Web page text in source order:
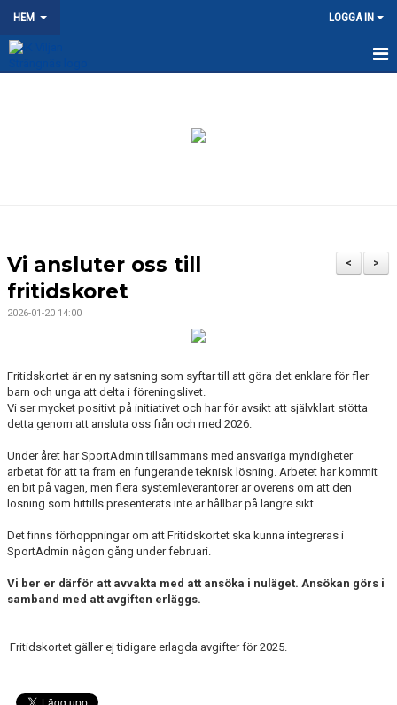
HEM LOGGA IN
DOKUMENT
VÅRA LAG/TRÄNARE
PARTNERSKAP
WEBBSHOP
HJÄLPSIDA
>
<
Vi ansluter oss till
fritidskoret
2026-01-20 14:00
Fritidskortet är en ny satsning som syftar till att göra det enklare för fler
barn och unga att delta i föreningslivet.
Vi ser mycket positivt på initiativet och har för avsikt att självklart stötta
detta genom att ansluta oss från och med 2026.
Under året har SportAdmin tillsammans med ansvariga myndigheter
arbetat för att ta fram en fungerande teknisk lösning. Arbetet har kommit
en bit på vägen, men flera systemleverantörer är överens om att den
lösning som hittills presenterats inte är hållbar på längre sikt.
Det finns förhoppningar om att Fritidskortet ska kunna integreras i
SportAdmin någon gång under februari.
Vi ber er därför att avvakta med att ansöka i nuläget. Ansökan görs i
samband med att avgiften erläggs.
Fritidskortet gäller ej tidigare erlagda avgifter för 2025.